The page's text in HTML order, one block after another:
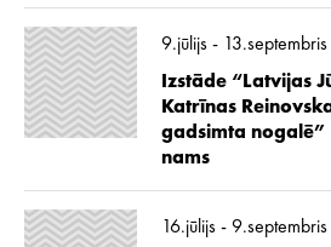
9.jūlijs - 13.septembris
Izstāde “Latvijas
Katrīnas
gadsimta
nams
16.jūlijs - 9.septembris